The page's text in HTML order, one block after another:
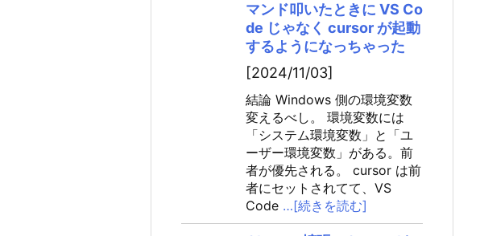
マンド叩いたときに VS Co
de じゃなく cursor が起動
するようになっちゃった
[2024/11/03]
結論 Windows 側の環境変数
変えるべし。 環境変数には
「システム環境変数」と「ユ
ーザー環境変数」がある。前
者が優先される。 cursor は前
者にセットされてて、VS
Code …[続きを読む]